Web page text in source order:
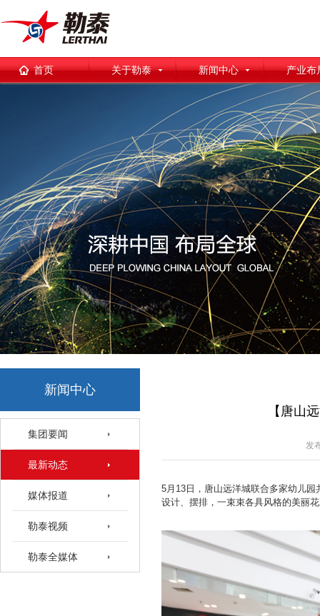
首页 关于勒泰 新闻中心 产业布
新闻中心
集团要闻
最新动态
媒体报道
勒泰视频
勒泰全媒体
【唐山
发
5月13日，唐山远洋城联合多家幼儿
设计、摆排，一束束各具风格的美丽